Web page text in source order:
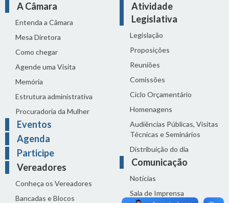
A Câmara
Entenda a Câmara
Mesa Diretora
Como chegar
Agende uma Visita
Memória
Estrutura administrativa
Procuradoria da Mulher
Eventos
Agenda
Participe
Vereadores
Conheça os Vereadores
Bancadas e Blocos
Atividade
Legislativa
Legislação
Proposições
Reuniões
Comissões
Ciclo Orçamentário
Homenagens
Audiências Públicas, Visitas
Técnicas e Seminários
Distribuição do dia
Comunicação
Notícias
Sala de Imprensa